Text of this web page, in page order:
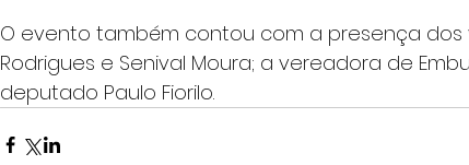
O evento também contou com a presença dos
Rodrigues e Senival Moura; a vereadora de
deputado Paulo Fiorilo.